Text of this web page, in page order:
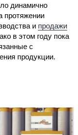
динамично
протяжении
и продажи
в этом году пока
с
продукции.